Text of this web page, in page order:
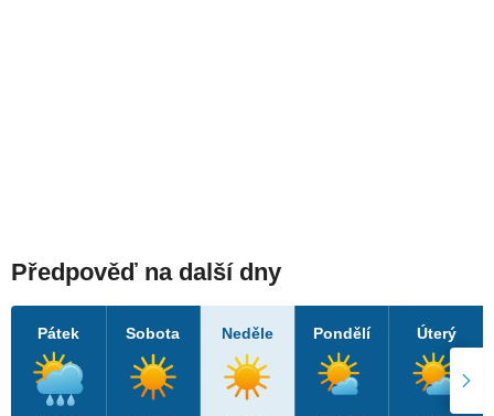
Předpověď na další dny
Pátek Sobota Neděle Pondělí Úterý